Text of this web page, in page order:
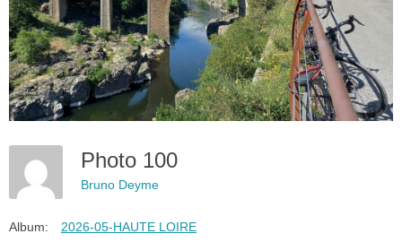
Photo 100
Bruno Deyme
Album: 2026-05-HAUTE LOIRE